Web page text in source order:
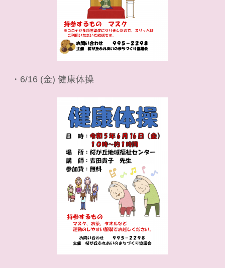
・6/16 (金) 健康体操